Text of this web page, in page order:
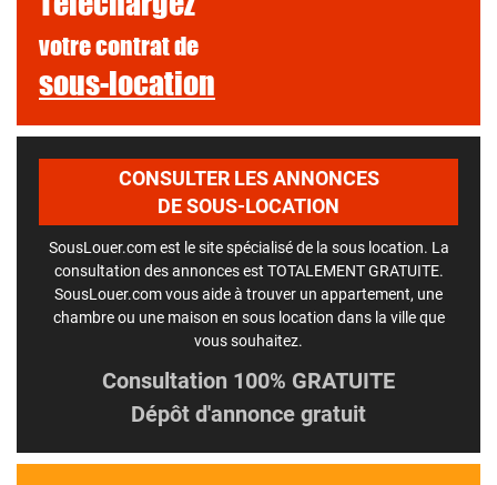
votre contrat de
sous-location
CONSULTER LES ANNONCES
DE SOUS-LOCATION
SousLouer.com est le site spécialisé de la sous location. La
consultation des annonces est TOTALEMENT GRATUITE.
SousLouer.com vous aide à trouver un appartement, une
chambre ou une maison en sous location dans la ville que
vous souhaitez.
Consultation 100% GRATUITE
Dépôt d'annonce gratuit